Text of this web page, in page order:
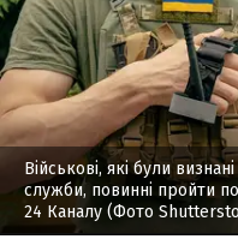
Військові, які були
служби, повинні пройти
24 Каналу (Фото